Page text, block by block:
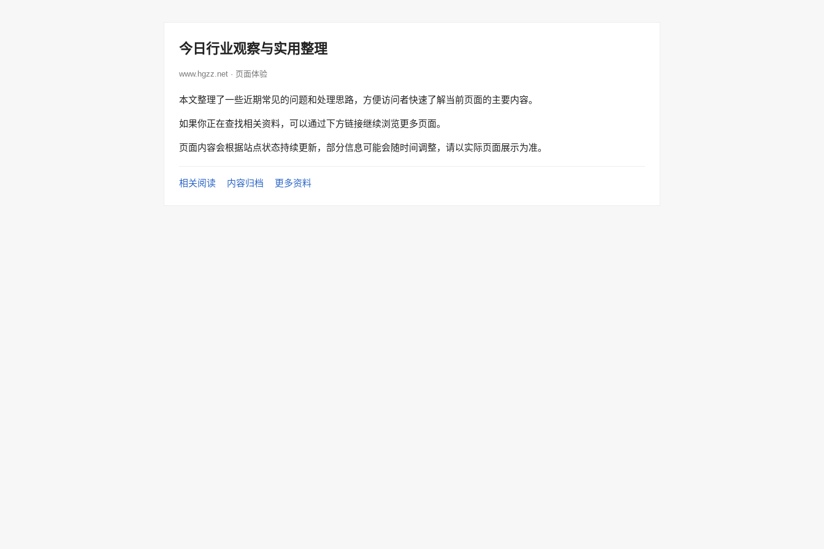
今日行业观察与实用整理
www.hgzz.net · 页面体验
本文整理了一些近期常见的问题和处理思路，方便访问者快速了解当前页面的主要内容。
如果你正在查找相关资料，可以通过下方链接继续浏览更多页面。
页面内容会根据站点状态持续更新，部分信息可能会随时间调整，请以实际页面展示为准。
相关阅读 内容归档 更多资料